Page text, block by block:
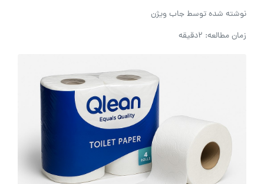
نوشته شده توسطجاب ویژن
زمان مطالعه: 2دقیقه